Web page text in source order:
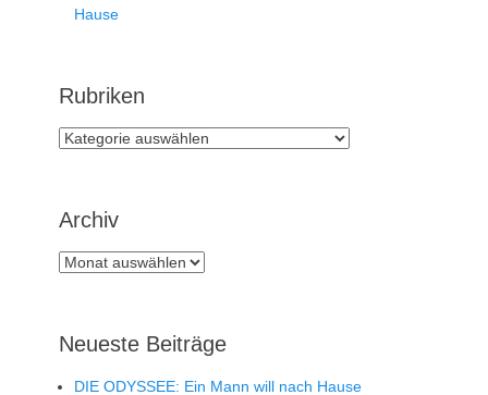
Hause
Rubriken
Rubriken
Archiv
Archiv
Neueste Beiträge
DIE ODYSSEE: Ein Mann will nach Hause